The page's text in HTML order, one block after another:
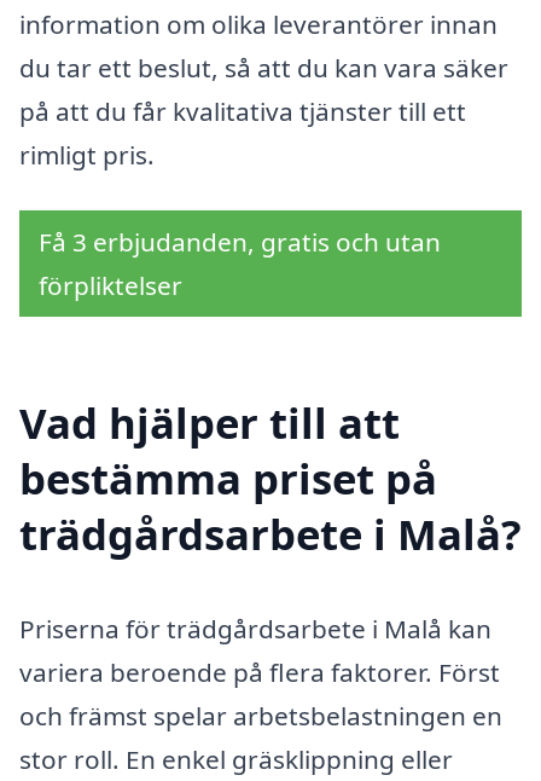
information om olika leverantörer innan
du tar ett beslut, så att du kan vara säker
på att du får kvalitativa tjänster till ett
rimligt pris.
Få 3 erbjudanden, gratis och utan
förpliktelser
Vad hjälper till att
bestämma priset på
trädgårdsarbete i Malå?
Priserna för trädgårdsarbete i Malå kan
variera beroende på flera faktorer. Först
och främst spelar arbetsbelastningen en
stor roll. En enkel gräsklippning eller